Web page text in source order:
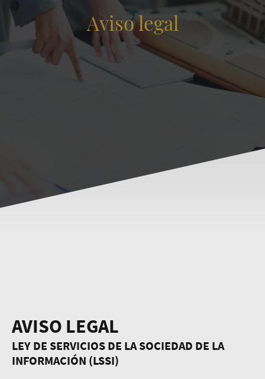
Aviso legal
AVISO LEGAL
LEY DE SERVICIOS DE LA SOCIEDAD DE LA
INFORMACIÓN (LSSI)